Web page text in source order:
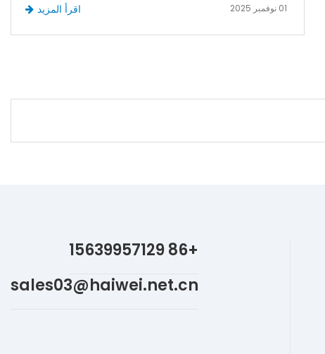
01 نوفمبر 2025 اقرأ المزيد
+86 15639957129
sales03@haiwei.net.cn